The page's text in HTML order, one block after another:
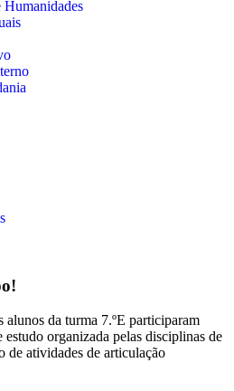
Humanidades
alunos da turma 7.ºE participaram
organizada pelas disciplinas de
de atividades de articulação